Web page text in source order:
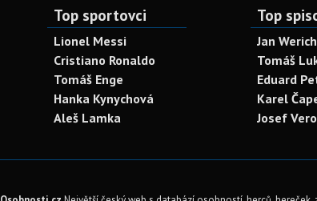
Top sportovci
Lionel Messi
Cristiano Ronaldo
Tomáš Enge
Hanka Kynychová
Aleš Lamka
Top
Jan Werich
Tomáš
Eduard
Karel
Josef